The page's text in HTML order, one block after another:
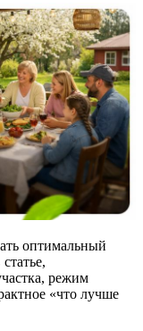
оптимальный
режим
«что лучше